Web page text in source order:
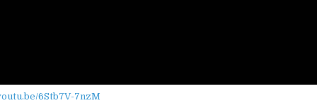
6Stb7V-7nzM